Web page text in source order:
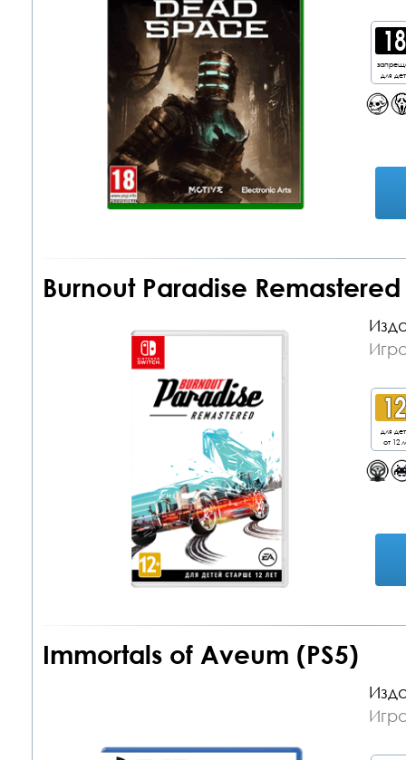
для
Burnout Paradise
для
от 12
Immortals of Aveum (PS5)